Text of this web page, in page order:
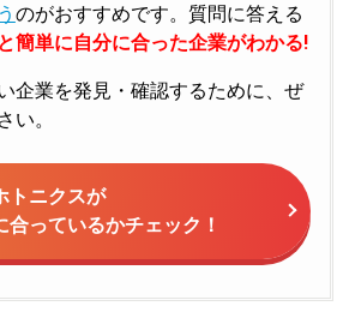
のがおすすめです。質問に答える
簡単に自分に合った企業がわかる!
企業を発見・確認するために、ぜ
い。
トニクスが
合っているかチェック！